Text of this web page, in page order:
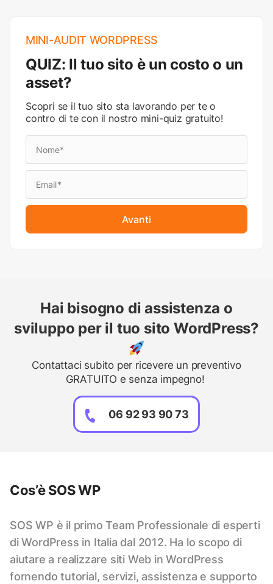
MINI-AUDIT WORDPRESS
QUIZ: Il tuo sito è un costo o un
asset?
Scopri se il tuo sito sta lavorando per te o
contro di te con il nostro mini-quiz gratuito!
Avanti
Hai bisogno di assistenza o
sviluppo per il tuo sito WordPress?
Contattaci subito per ricevere un preventivo
GRATUITO e senza impegno!
06 92 93 90 73
Cos’è SOS WP
SOS WP è il primo Team Professionale di esperti
di WordPress in Italia dal 2012. Ha lo scopo di
aiutare a realizzare siti Web in WordPress
fornendo tutorial, servizi, assistenza e supporto